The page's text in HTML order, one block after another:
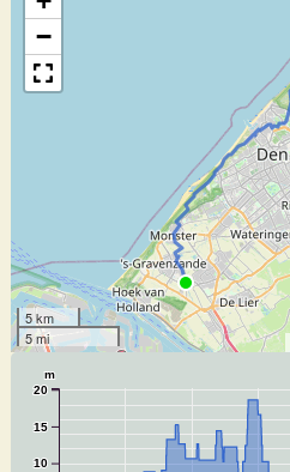
−
5 km
5 mi
10
15
20
m